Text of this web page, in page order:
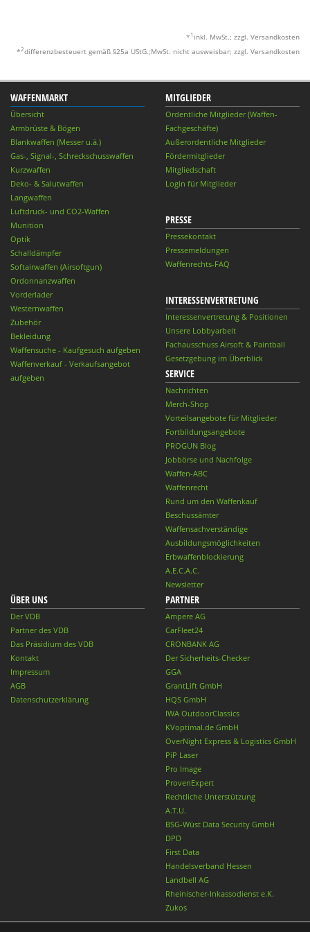
* 1 inkl. MwSt.; zzgl. Versandkosten
*2differenzbesteuert gemäß §25a UStG.;MwSt. nicht ausweisbar; zzgl. Versandkosten
WAFFENMARKT
Übersicht
Armbrüste & Bögen
Blankwaffen (Messer u.ä.)
Gas-, Signal-, Schreckschusswaffen
Kurzwaffen
Deko- & Salutwaffen
Langwaffen
Luftdruck- und CO2-Waffen
Munition
Optik
Schalldämpfer
Softairwaffen (Airsoftgun)
Ordonnanzwaffen
Vorderlader
Westernwaffen
Zubehör
Bekleidung
Waffensuche - Kaufgesuch aufgeben
Waffenverkauf - Verkaufsangebot
aufgeben
MITGLIEDER
Ordentliche Mitglieder (Waffen-
Fachgeschäfte)
Außerordentliche Mitglieder
Fördermitglieder
Mitgliedschaft
Login für Mitglieder
PRESSE
Pressekontakt
Pressemeldungen
Waffenrechts-FAQ
INTERESSENVERTRETUNG
Interessenvertretung & Positionen
Unsere Lobbyarbeit
Fachausschuss Airsoft & Paintball
Gesetzgebung im Überblick
SERVICE
Nachrichten
Merch-Shop
Vorteilsangebote für Mitglieder
Fortbildungsangebote
PROGUN Blog
Jobbörse und Nachfolge
Waffen-ABC
Waffenrecht
Rund um den Waffenkauf
Beschussämter
Waffensachverständige
Ausbildungsmöglichkeiten
Erbwaffenblockierung
A.E.C.A.C.
Newsletter
ÜBER UNS
Der VDB
Partner des VDB
Das Präsidium des VDB
Kontakt
Impressum
AGB
Datenschutzerklärung
PARTNER
Ampere AG
CarFleet24
CRONBANK AG
Der Sicherheits-Checker
GGA
GrantLift GmbH
HQS GmbH
IWA OutdoorClassics
KVoptimal.de GmbH
OverNight Express & Logistics GmbH
PiP Laser
Pro Image
ProvenExpert
Rechtliche Unterstützung
A.T.U.
BSG-Wüst Data Security GmbH
DPD
First Data
Handelsverband Hessen
Landbell AG
Rheinischer-Inkassodienst e.K.
Zukos